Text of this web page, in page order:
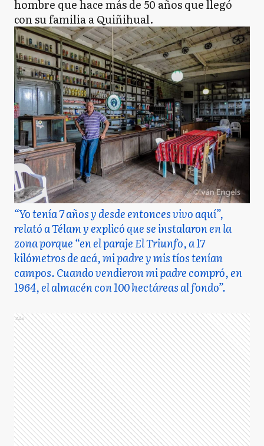
hombre que hace más de 50 años que llegó
con su familia a Quiñihual.
“Yo tenía 7 años y desde entonces vivo aquí”,
relató a Télam y explicó que se instalaron en la
zona porque “en el paraje El Triunfo, a 17
kilómetros de acá, mi padre y mis tíos tenían
campos. Cuando vendieron mi padre compró, en
1964, el almacén con 100 hectáreas al fondo”.
Ads